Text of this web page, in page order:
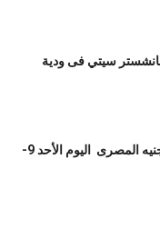
سيتي فى ودية
سعر الريال السعودى أمام الجنيه المصرى اليوم الأحد 9-